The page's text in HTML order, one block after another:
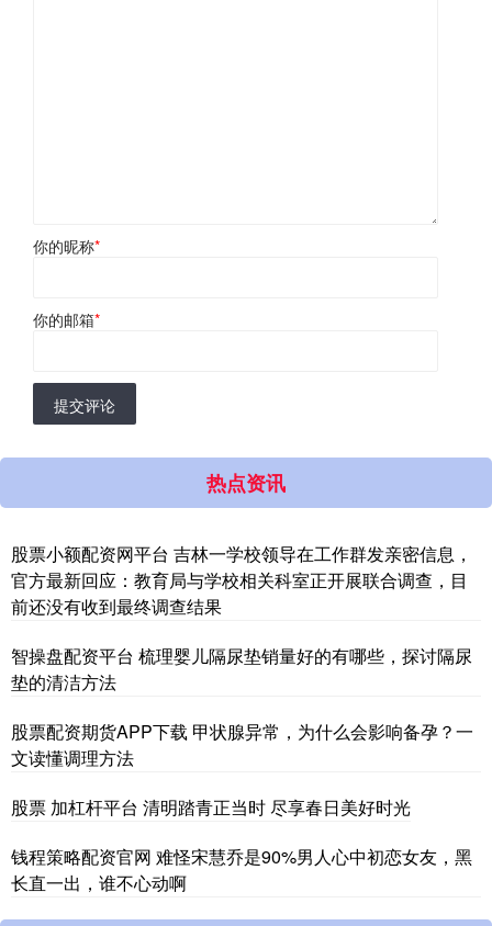
你的昵称*
你的邮箱*
提交评论
热点资讯
股票小额配资网平台 吉林一学校领导在工作群发亲密信息，
官方最新回应：教育局与学校相关科室正开展联合调查，目
前还没有收到最终调查结果
智操盘配资平台 梳理婴儿隔尿垫销量好的有哪些，探讨隔尿
垫的清洁方法
股票配资期货APP下载 甲状腺异常，为什么会影响备孕？一
文读懂调理方法
股票 加杠杆平台 清明踏青正当时 尽享春日美好时光
钱程策略配资官网 难怪宋慧乔是90%男人心中初恋女友，黑
长直一出，谁不心动啊